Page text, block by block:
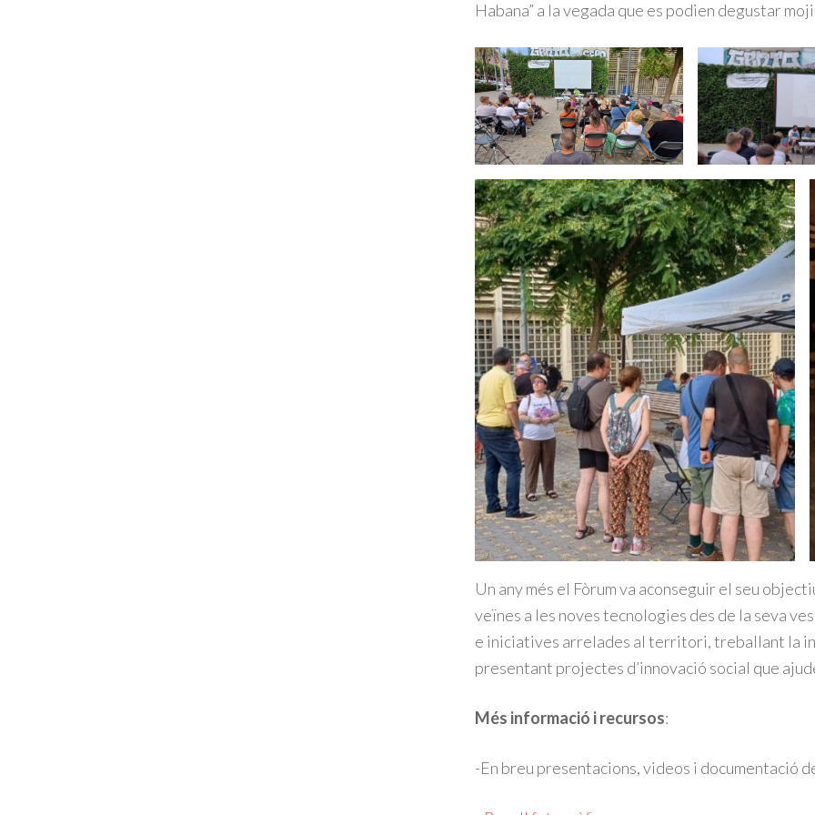
Habana” a la vegada que es podien degustar
Un any més el Fòrum va aconseguir el seu
veïnes a les noves tecnologies des de la seva
e iniciatives arrelades al territori, treballant la
presentant projectes d’innovació social que
Més informació i recursos:
-En breu presentacions, videos i documentació